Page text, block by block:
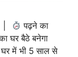
|
पढ़ने का
घर बैठे बनेगा
में भी 5 साल से